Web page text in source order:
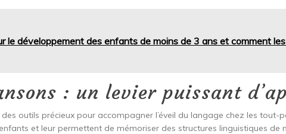
le développement des enfants de moins de 3 ans et comment
: un levier puissant
outils précieux pour accompagner l’éveil du langage chez les tout-
et leur permettent de mémoriser des structures linguistiques de